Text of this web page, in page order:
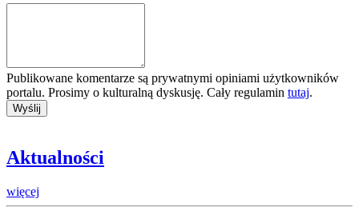
Publikowane komentarze są prywatnymi opiniami użytkowników
portalu. Prosimy o kulturalną dyskusję. Cały regulamin tutaj.
Aktualności
więcej